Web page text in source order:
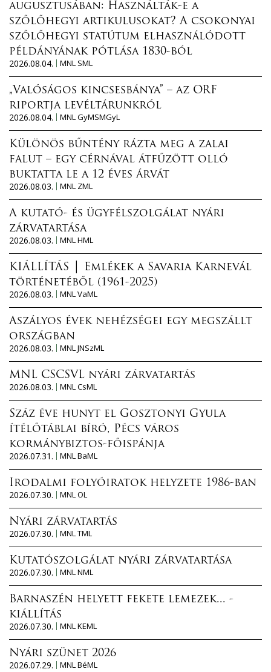
augusztusában: Használták-e a
szőlőhegyi artikulusokat? A csokonyai
szőlőhegyi statútum elhasználódott
példányának pótlása 1830-ból
2026.08.04.
MNL SML
„Valóságos kincsesbánya” – az ORF
riportja levéltárunkról
2026.08.04.
MNL GyMSMGyL
Különös bűntény rázta meg a zalai
falut – egy cérnával átfűzött olló
buktatta le a 12 éves árvát
2026.08.03.
MNL ZML
A kutató- és ügyfélszolgálat nyári
zárvatartása
2026.08.03.
MNL HML
KIÁLLÍTÁS │ Emlékek a Savaria Karnevál
történetéből (1961-2025)
2026.08.03.
MNL VaML
Aszályos évek nehézségei egy megszállt
országban
2026.08.03.
MNL JNSzML
MNL CSCSVL nyári zárvatartás
2026.08.03.
MNL CsML
Száz éve hunyt el Gosztonyi Gyula
ítélőtáblai bíró, Pécs város
kormánybiztos-főispánja
2026.07.31.
MNL BaML
Irodalmi folyóiratok helyzete 1986-ban
2026.07.30.
MNL OL
Nyári zárvatartás
2026.07.30.
MNL TML
Kutatószolgálat nyári zárvatartása
2026.07.30.
MNL NML
Barnaszén helyett fekete lemezek... -
kiállítás
2026.07.30.
MNL KEML
Nyári szünet 2026
2026.07.29.
MNL BéML